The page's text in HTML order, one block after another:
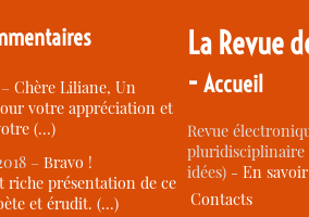
–Chère Liliane, Un
votre appréciation et
(…)
–Bravo !
riche présentation de ce
et érudit. (…)
La Revue
-Accueil
Revue
idées) -En
Contacts